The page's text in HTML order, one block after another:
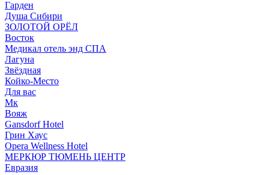
Гарден
Душа Сибири
ЗОЛОТОЙ ОРЁЛ
Восток
Медикал отель энд СПА
Лагуна
Звёздная
Койко-Место
Для вас
Мк
Вояж
Gansdorf Hotel
Грин Хаус
Opera Wellness Hotel
МЕРКЮР ТЮМЕНЬ ЦЕНТР
Евразия